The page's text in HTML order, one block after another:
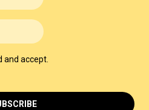
and accept.